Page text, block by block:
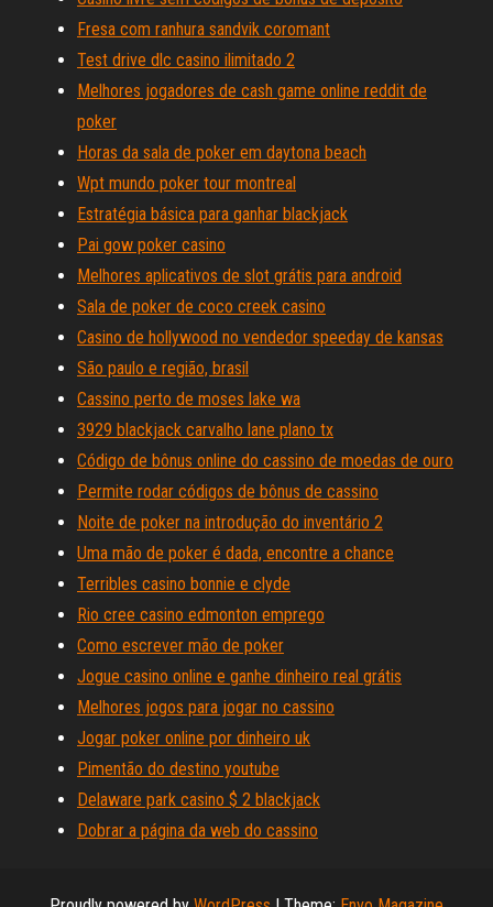
Fresa com ranhura sandvik coromant
Test drive dlc casino ilimitado 2
Melhores jogadores de cash game online reddit de
poker
Horas da sala de poker em daytona beach
Wpt mundo poker tour montreal
Estratégia básica para ganhar blackjack
Pai gow poker casino
Melhores aplicativos de slot grátis para android
Sala de poker de coco creek casino
Casino de hollywood no vendedor speeday de kansas
São paulo e região, brasil
Cassino perto de moses lake wa
3929 blackjack carvalho lane plano tx
Código de bônus online do cassino de moedas de ouro
Permite rodar códigos de bônus de cassino
Noite de poker na introdução do inventário 2
Uma mão de poker é dada, encontre a chance
Terribles casino bonnie e clyde
Rio cree casino edmonton emprego
Como escrever mão de poker
Jogue casino online e ganhe dinheiro real grátis
Melhores jogos para jogar no cassino
Jogar poker online por dinheiro uk
Pimentão do destino youtube
Delaware park casino $ 2 blackjack
Dobrar a página da web do cassino